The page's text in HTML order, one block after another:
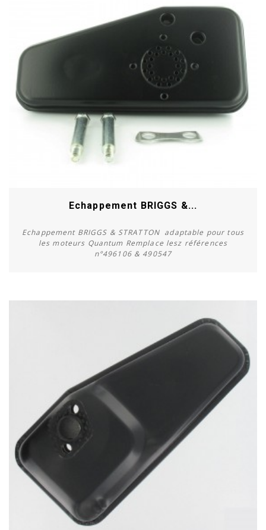
Acheter
Echappement BRIGGS &...
Echappement BRIGGS & STRATTON adaptable pour tous
les moteurs Quantum Remplace lesz références
n°496106 & 490547